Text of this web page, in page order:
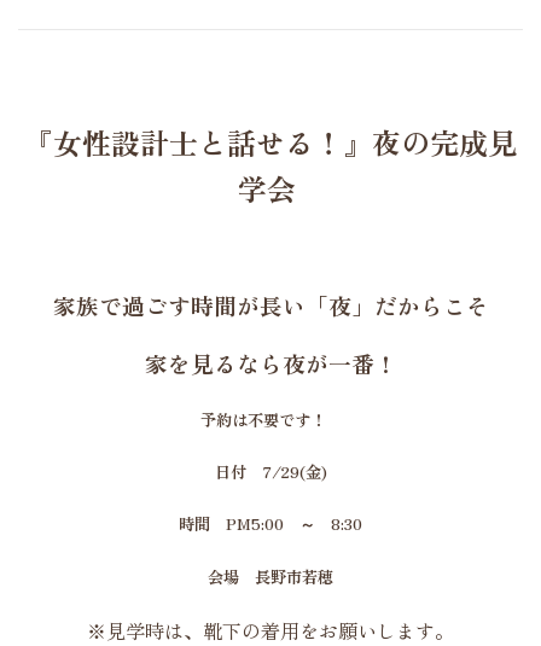
『女性設計士と話せる！』夜の完成見
学会
家族で過ごす時間が長い「夜」だからこそ
家を見るなら夜が一番！
予約は不要です！
日付 7/29(金)
時間 PM5:00 ～ 8:30
会場 長野市若穂
※見学時は、靴下の着用をお願いします。